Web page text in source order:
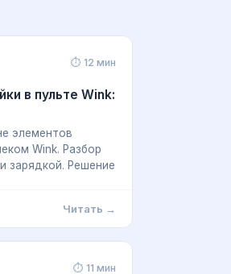
⏱ 12 мин
в пульте Wink:
элементов
Wink. Разбор
зарядкой. Решение
Читать →
⏱ 11 мин